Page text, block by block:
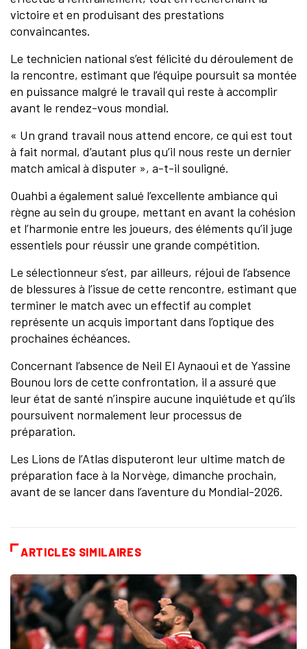
victoire et en produisant des prestations
convaincantes.
Le technicien national s’est félicité du déroulement de
la rencontre, estimant que l’équipe poursuit sa montée
en puissance malgré le travail qui reste à accomplir
avant le rendez-vous mondial.
« Un grand travail nous attend encore, ce qui est tout
à fait normal, d’autant plus qu’il nous reste un dernier
match amical à disputer », a-t-il souligné.
Ouahbi a également salué l’excellente ambiance qui
règne au sein du groupe, mettant en avant la cohésion
et l’harmonie entre les joueurs, des éléments qu’il juge
essentiels pour réussir une grande compétition.
Le sélectionneur s’est, par ailleurs, réjoui de l’absence
de blessures à l’issue de cette rencontre, estimant que
terminer le match avec un effectif au complet
représente un acquis important dans l’optique des
prochaines échéances.
Concernant l’absence de Neil El Aynaoui et de Yassine
Bounou lors de cette confrontation, il a assuré que
leur état de santé n’inspire aucune inquiétude et qu’ils
poursuivent normalement leur processus de
préparation.
Les Lions de l’Atlas disputeront leur ultime match de
préparation face à la Norvège, dimanche prochain,
avant de se lancer dans l’aventure du Mondial-2026.
ARTICLES SIMILAIRES